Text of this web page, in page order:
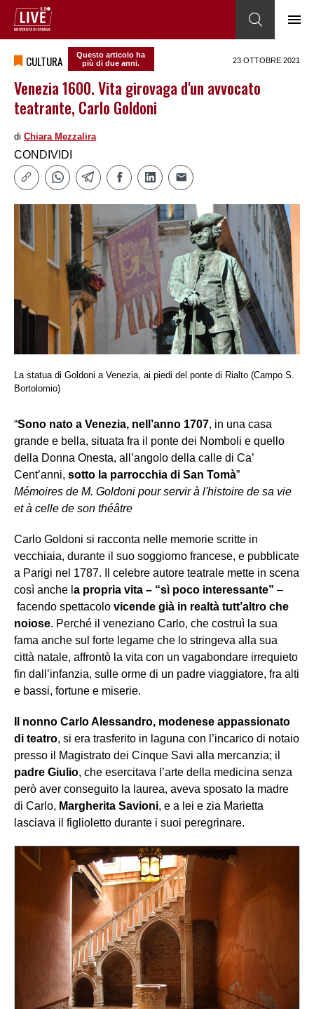
CULTURA
Questo articolo ha
più di due anni.
23 OTTOBRE 2021
Venezia 1600. Vita girovaga d'un avvocato
teatrante, Carlo Goldoni
di Chiara Mezzalira
CONDIVIDI
La statua di Goldoni a Venezia, ai piedi del ponte di Rialto (Campo S.
Bortolomio)
“Sono nato a Venezia, nell’anno 1707, in una casa
grande e bella, situata fra il ponte dei Nomboli e quello
della Donna Onesta, all’angolo della calle di Ca’
Cent’anni, sotto la parrocchia di San Tomà”
Mémoires de M. Goldoni pour servir à l'histoire de sa vie
et à celle de son théâtre
Carlo Goldoni si racconta nelle memorie scritte in
vecchiaia, durante il suo soggiorno francese, e pubblicate
a Parigi nel 1787. Il celebre autore teatrale mette in scena
così anche l a propria vita – “sì poco interessante” –
facendo spettacolo vicende già in realtà tutt’altro che
noiose. Perché il veneziano Carlo, che costruì la sua
fama anche sul forte legame che lo stringeva alla sua
città natale, affrontò la vita con un vagabondare irrequieto
fin dall’infanzia, sulle orme di un padre viaggiatore, fra alti
e bassi, fortune e miserie.
Il nonno Carlo Alessandro, modenese appassionato
di teatro, si era trasferito in laguna con l’incarico di notaio
presso il Magistrato dei Cinque Savi alla mercanzia; il
padre Giulio, che esercitava l’arte della medicina senza
però aver conseguito la laurea, aveva sposato la madre
di Carlo, Margherita Savioni, e a lei e zia Marietta
lasciava il figlioletto durante i suoi peregrinare.